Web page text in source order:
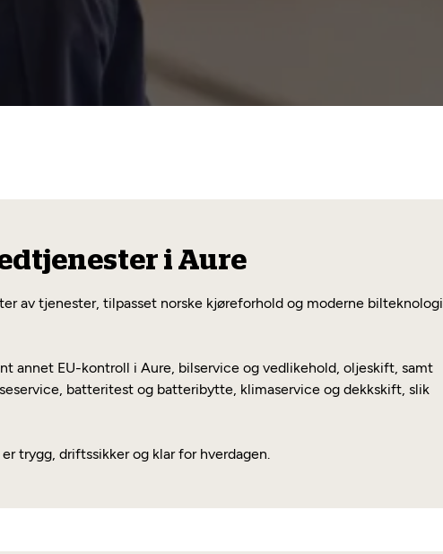
i Aure
av tjenester, tilpasset norske kjøreforhold og moderne bilteknologi
annet EU-kontroll i Aure, bilservice og vedlikehold, oljeskift, samt
batteritest og batteribytte, klimaservice og dekkskift, slik
trygg, driftssikker og klar for hverdagen.